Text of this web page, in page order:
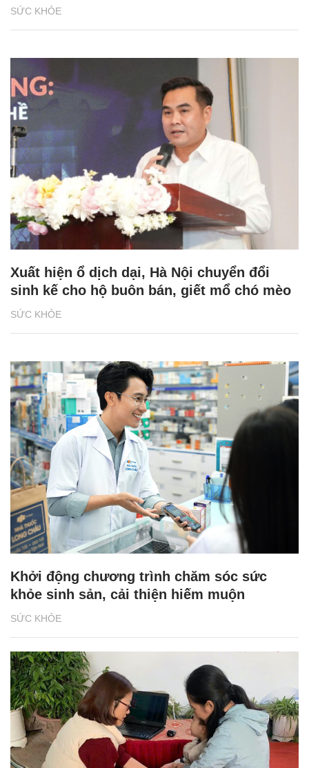
SỨC KHỎE
SỨC KHỎE
Xuất hiện ổ dịch dại, Hà Nội chuyển đổi
sinh kế cho hộ buôn bán, giết mổ chó mèo
SỨC KHỎE
Khởi động chương trình chăm sóc sức
khỏe sinh sản, cải thiện hiếm muộn